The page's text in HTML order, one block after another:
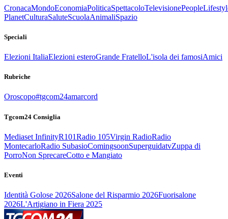
CronacaMondoEconomiaPoliticaSpettacoloTelevisionePeople
PlanetCulturaSaluteScuolaAnimaliSpazio
Speciali
Elezioni ItaliaElezioni esteroGrande FratelloL'isola dei famosiAmici
Rubriche
Oroscopo#tgcom24amarcord
Tgcom24 Consiglia
Mediaset InfinityR101Radio 105Virgin RadioRadio
MontecarloRadio SubasioComingsoonSuperguidatvZuppa di
PorroNon SprecareCotto e Mangiato
Eventi
Identità Golose 2026Salone del Risparmio 2026Fuorisalone
2026L'Artigiano in Fiera 2025